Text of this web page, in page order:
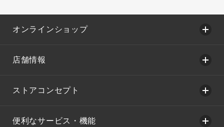
オンラインショップ
店舗情報
ストアコンセプト
便利なサービス・機能